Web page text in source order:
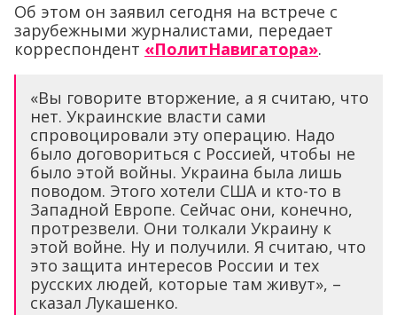
Об этом он заявил сегодня на встрече с
зарубежными журналистами, передает
корреспондент «ПолитНавигатора».
«Вы говорите вторжение, а я считаю, что
нет. Украинские власти сами
спровоцировали эту операцию. Надо
было договориться с Россией, чтобы не
было этой войны. Украина была лишь
поводом. Этого хотели США и кто-то в
Западной Европе. Сейчас они, конечно,
протрезвели. Они толкали Украину к
этой войне. Ну и получили. Я считаю, что
это защита интересов России и тех
русских людей, которые там живут», –
сказал Лукашенко.